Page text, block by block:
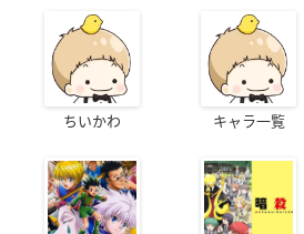
▼ご予約・ご購入はこちらから
アニメイト
D・N・ANGEL New Edition VII
【価格】
1,980円(税込)
ちいかわ キャラ一覧